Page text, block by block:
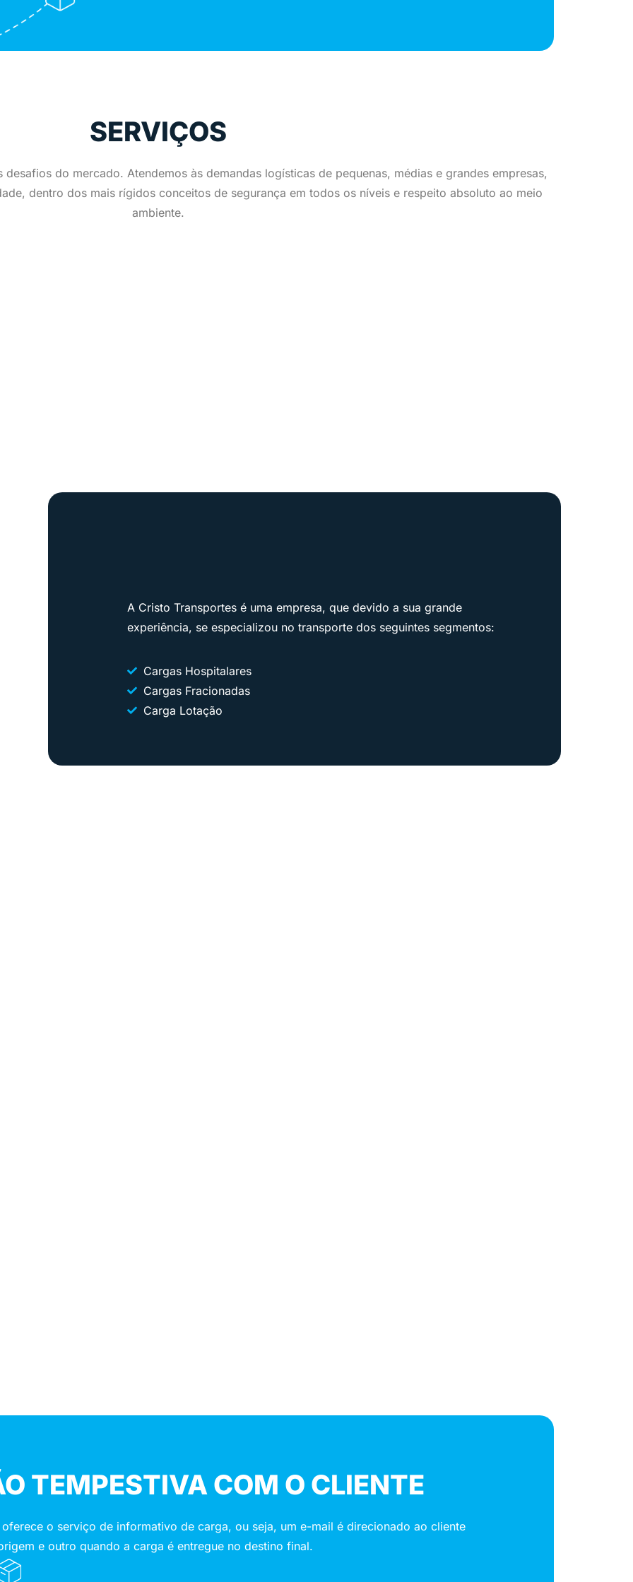
SERVIÇOS
do mercado. Atendemos às demandas logísticas de pequenas, médias e grandes empresas,
dentro dos mais rígidos conceitos de segurança em todos os níveis e respeito absoluto ao meio
ambiente.
A Cristo Transportes é uma empresa, que devido a sua grande
experiência, se especializou no transporte dos seguintes segmentos:
Cargas Hospitalares
Cargas Fracionadas
Carga Lotação
TEMPESTIVA COM O CLIENTE
oferece o serviço de informativo de carga, ou seja, um e-mail é direcionado ao cliente
e outro quando a carga é entregue no destino final.